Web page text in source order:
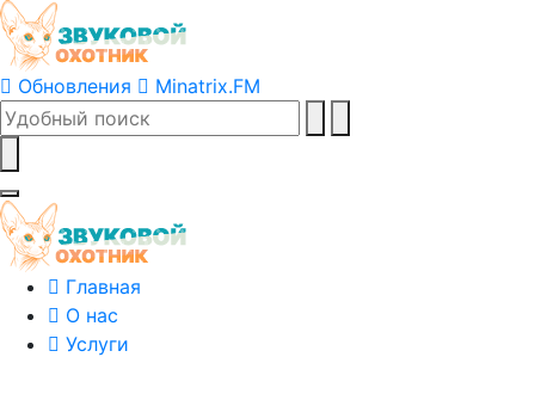
Обновления Minatrix.FM
Главная
О нас
Услуги